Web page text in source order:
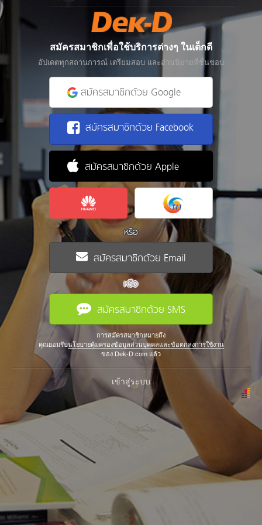
สมัครสมาชิกเพื่อใช้บริการต่างๆ ในเด็กดี
อัปเดตทุกสถานการณ์ เตรียมสอบ และอ่านนิยายที่ชื่นชอบ
สมัครสมาชิกด้วย Google
สมัครสมาชิกด้วย Facebook
สมัครสมาชิกด้วย Apple
หรือ
สมัครสมาชิกด้วย Email
หรือ
สมัครสมาชิกด้วย SMS
การสมัครสมาชิกหมายถึง
คุณยอมรับนโยบายคุ้มครองข้อมูลส่วนบุคคลและข้อตกลงการใช้งาน
ของ Dek-D.com แล้ว
เข้าสู่ระบบ